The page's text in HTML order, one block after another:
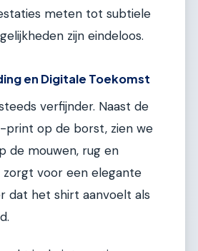
meten tot subtiele
zijn eindeloos.
en Digitale Toekomst
verfijnder. Naast de
print op de borst, zien we
de mouwen, rug en
voor een elegante
dat het shirt aanvoelt als